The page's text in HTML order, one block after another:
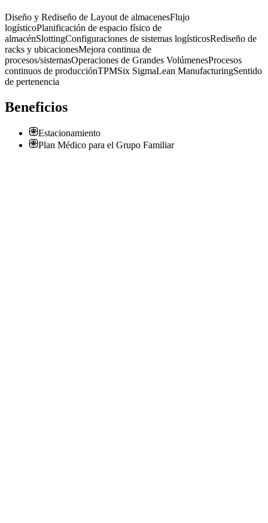
Diseño y Rediseño de Layout de almacenesFlujo
logísticoPlanificación de espacio físico de
almacénSlottingConfiguraciones de sistemas logísticosRediseño de
racks y ubicacionesMejora continua de
procesos/sistemasOperaciones de Grandes VolúmenesProcesos
continuos de producciónTPMSix SigmaLean ManufacturingSentido
de pertenencia
Beneficios
Estacionamiento
Plan Médico para el Grupo Familiar